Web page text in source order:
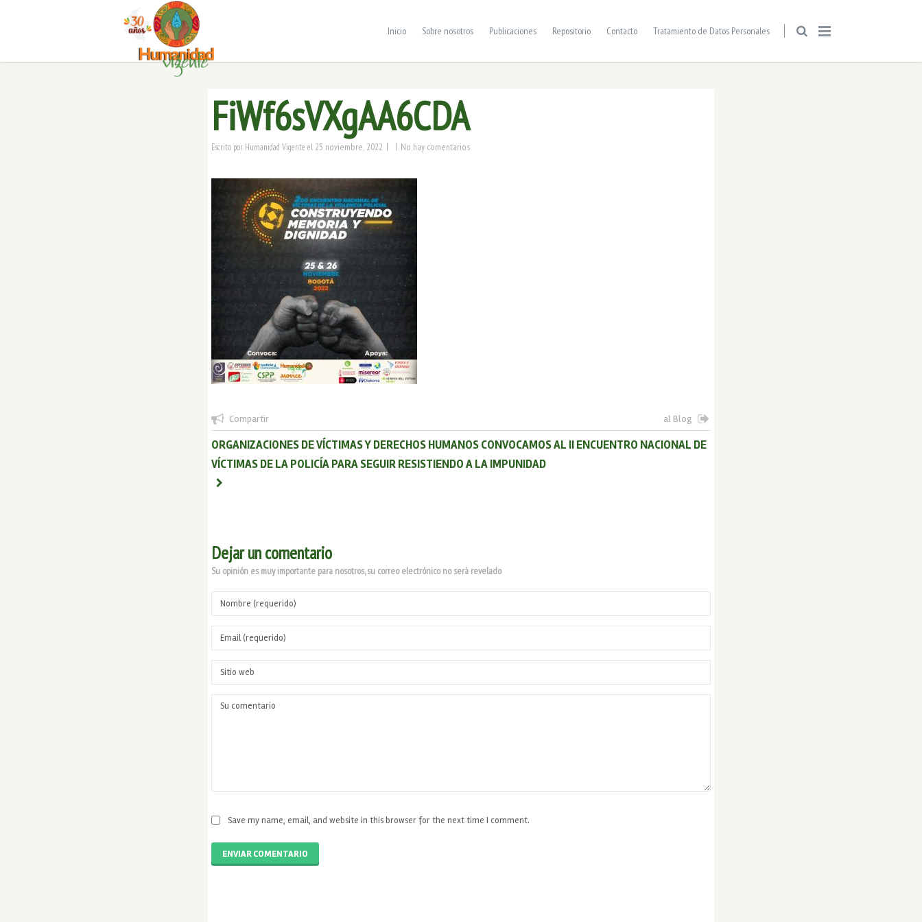
Inicio Sobre nosotros Publicaciones Repositorio Contacto Tratamiento de Datos Personales
FiWf6sVXgAA6CDA
Escrito por Humanidad Vigente el 25 noviembre, 2022 | | No hay comentarios
Compartir al Blog
ORGANIZACIONES DE VÍCTIMAS Y DERECHOS HUMANOS CONVOCAMOS AL II ENCUENTRO NACIONAL DE
VÍCTIMAS DE LA POLICÍA PARA SEGUIR RESISTIENDO A LA IMPUNIDAD
Dejar un comentario
Su opinión es muy importante para nosotros, su correo electrónico no será revelado
Save my name, email, and website in this browser for the next time I comment.
ENVIAR COMENTARIO